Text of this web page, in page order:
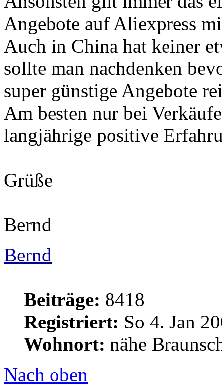
Angebote auf Aliexpress
Auch in China hat keiner
sollte man nachdenken
super günstige Angebote
Am besten nur bei
langjährige positive
Grüße
Bernd
Bernd
Beiträge: 8418
Registriert: So 4. Jan
Wohnort: nähe
Nach oben